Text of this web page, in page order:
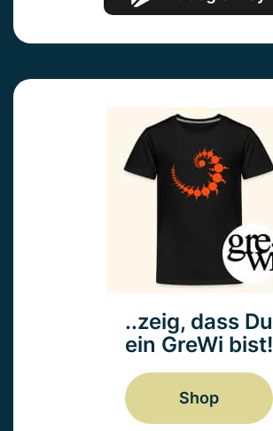
..zeig, dass Du
ein GreWi bist!
Shop